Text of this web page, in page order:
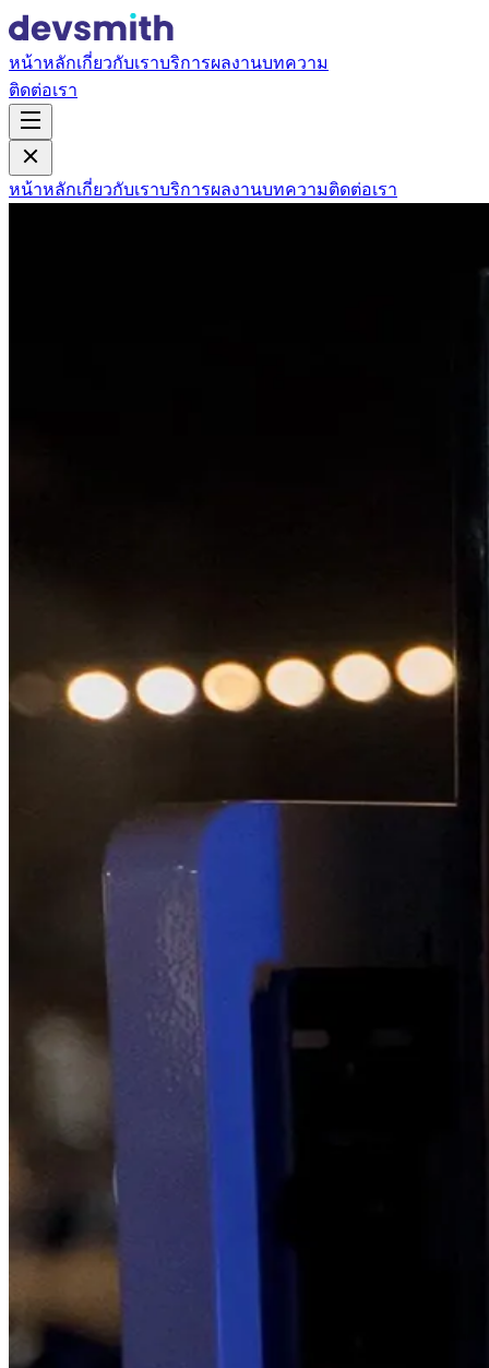
หน้าหลักเกี่ยวกับเราบริการผลงานบทความ
ติดต่อเรา
หน้าหลักเกี่ยวกับเราบริการผลงานบทความติดต่อเรา